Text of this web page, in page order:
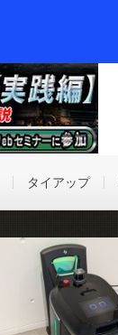
タイアップ